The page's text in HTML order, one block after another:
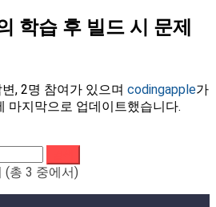
학습 후 빌드 시 문제
, 2명 참여가 있으며 codingapple가
마지막으로 업데이트했습니다.
(총 3 중에서)